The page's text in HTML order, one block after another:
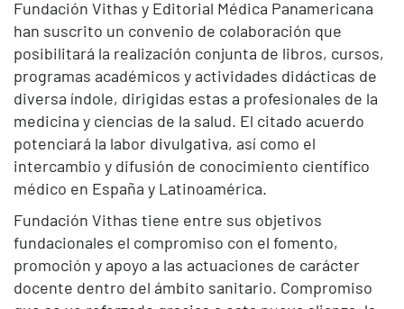
Fundación Vithas y Editorial Médica Panamericana
han suscrito un convenio de colaboración que
posibilitará la realización conjunta de libros, cursos,
programas académicos y actividades didácticas de
diversa índole, dirigidas estas a profesionales de la
medicina y ciencias de la salud. El citado acuerdo
potenciará la labor divulgativa, así como el
intercambio y difusión de conocimiento científico
médico en España y Latinoamérica.
Fundación Vithas tiene entre sus objetivos
fundacionales el compromiso con el fomento,
promoción y apoyo a las actuaciones de carácter
docente dentro del ámbito sanitario. Compromiso